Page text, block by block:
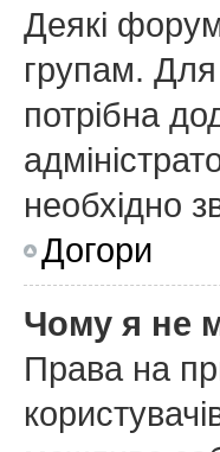
Деякі
групам.
потрібна
необхідно
Догори
Чому я не
Права на